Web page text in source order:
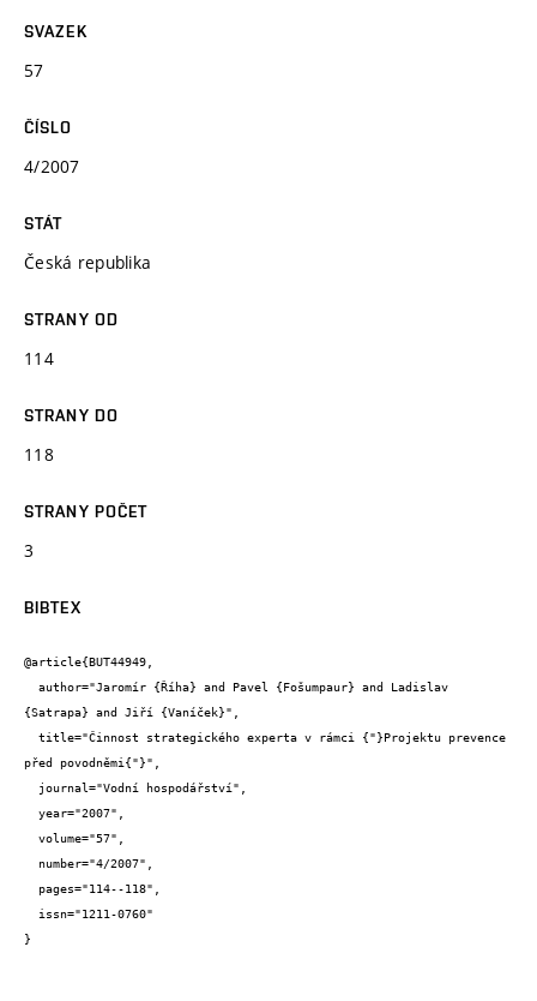
SVAZEK
57
ČÍSLO
4/2007
STÁT
Česká republika
STRANY OD
114
STRANY DO
118
STRANY POČET
3
BIBTEX
@article{BUT44949,
{Satrapa} and Jiří {Vaníček}",
před povodněmi{"}",
}